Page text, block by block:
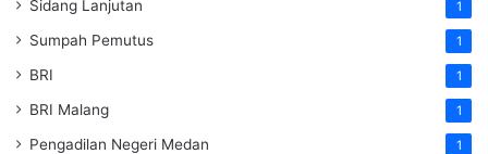
Sidang Lanjutan 1
Sumpah Pemutus 1
BRI 1
BRI Malang 1
Pengadilan Negeri Medan 1